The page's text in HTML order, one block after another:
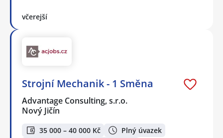
včerejší
Strojní Mechanik - 1 Směna
Advantage Consulting, s.r.o.
Nový Jičín
35 000 – 40 000 Kč
Plný úvazek